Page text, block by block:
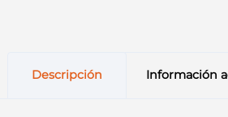
Descripción Información